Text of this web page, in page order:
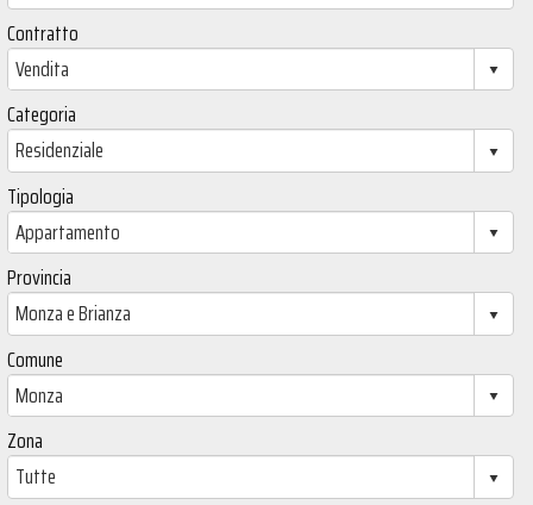
Contratto
Categoria
Tipologia
Provincia
Comune
Zona